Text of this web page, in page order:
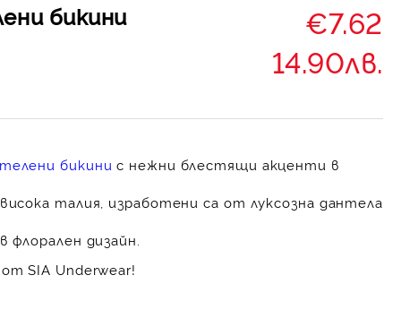
бикини
€7.62
14.90лв.
бикини с нежни блестящи акценти в
талия, изработени са от луксозна дантела
флорален дизайн.
SIA Underwear!